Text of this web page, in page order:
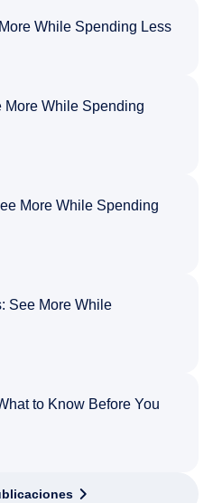
While Spending Less
More While Spending
More While Spending
See More While
to Know Before You